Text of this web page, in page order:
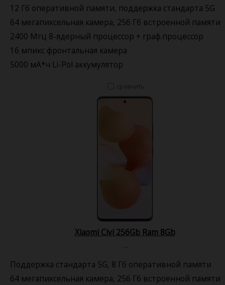
12 Гб оперативной памяти, поддержка стандарта 5G
64 мегапиксельная камера, 256 Гб встроенной памяти
2400 Мгц 8-ядерный процессор + граф.процессор
16 мпикс фронтальная камера
5000 мА*ч Li-Pol аккумулятор
Xiaomi Civi 256Gb Ram 8Gb
Поддержка стандарта 5G, 8 Гб оперативной памяти
64 мегапиксельная камера, 256 Гб встроенной памяти